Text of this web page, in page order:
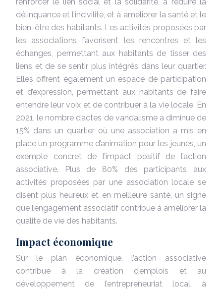
délinquance et l’incivilité, et à améliorer la santé et le
bien-être des habitants. Les activités proposées par
les associations favorisent les rencontres et les
échanges, permettant aux habitants de tisser des
liens et de se sentir plus intégrés dans leur quartier.
Elles offrent également un espace de participation
et d’expression, permettant aux habitants de faire
entendre leur voix et de contribuer à la vie locale. En
2021, le nombre d’actes de vandalisme a diminué de
15% dans un quartier où une association a mis en
place un programme d’animation pour les jeunes, un
exemple concret de l’impact positif de l’action
associative. Plus de 80% des participants aux
activités proposées par une association locale se
disent plus heureux et en meilleure santé, un signe
que l’engagement associatif contribue à améliorer la
qualité de vie des habitants.
Impact économique
Sur le plan économique, l’action associative
contribue à la création d’emplois et au
développement de l’entrepreneuriat local, à